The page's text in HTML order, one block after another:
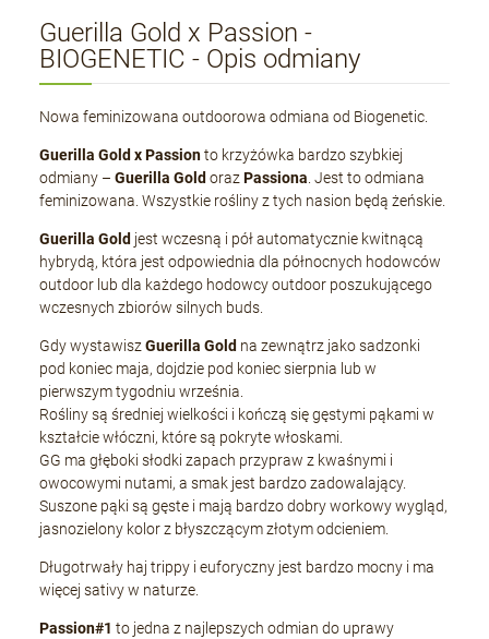
Guerilla Gold x Passion -
BIOGENETIC - Opis odmiany
Nowa feminizowana outdoorowa odmiana od Biogenetic.
Guerilla Gold x Passionto krzyżówka bardzo szybkiej
odmiany –Guerilla Gold orazPassiona. Jest to odmiana
feminizowana. Wszystkie rośliny z tych nasion będą żeńskie.
Guerilla Gold jest wczesną i pół automatycznie kwitnącą
hybrydą, która jest odpowiednia dla północnych hodowców
outdoor lub dla każdego hodowcy outdoor poszukującego
wczesnych zbiorów silnych buds.
Gdy wystawiszGuerilla Gold na zewnątrz jako sadzonki
pod koniec maja, dojdzie pod koniec sierpnia lub w
pierwszym tygodniu września.
Rośliny są średniej wielkości i kończą się gęstymi pąkami w
kształcie włóczni, które są pokryte włoskami.
GG ma głęboki słodki zapach przypraw z kwaśnymi i
owocowymi nutami, a smak jest bardzo zadowalający.
Suszone pąki są gęste i mają bardzo dobry workowy wygląd,
jasnozielony kolor z błyszczącym złotym odcieniem.
Długotrwały haj trippy i euforyczny jest bardzo mocny i ma
więcej sativy w naturze.
Passion#1to jedna z najlepszych odmian do uprawy